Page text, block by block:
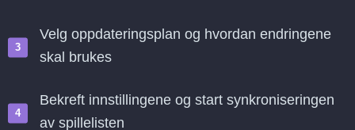
Velg oppdateringsplan og hvordan endringene
skal brukes
Bekreft innstillingene og start synkroniseringen
av spillelisten